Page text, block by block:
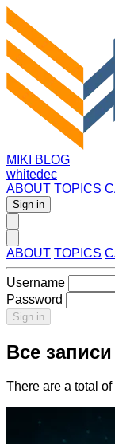
MIKI BLOG
whitedec
ABOUT TOPICS
Sign in
ABOUT TOPICS
Username
Password
Sign in
Все записи
There are a total of